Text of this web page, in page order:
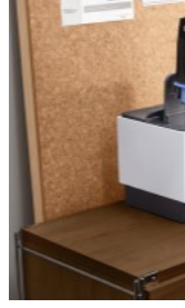
Imprimantes
Scanners
Promotions